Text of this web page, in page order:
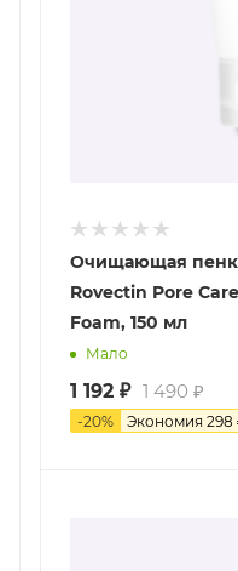
Очищающая
Rovectin Pore
Foam, 150 мл
Мало
1 192 ₽ 1 490 ₽
-20% Экономия 298